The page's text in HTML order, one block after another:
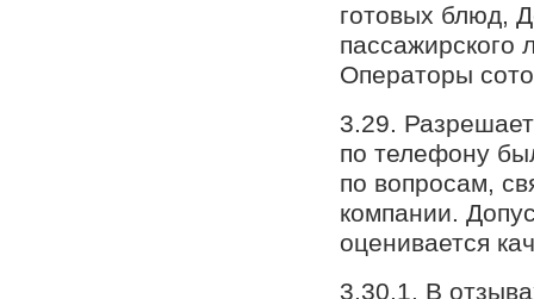
готовых блюд,
пассажирского
Операторы
3.29.
по телефону
по вопросам,
компании.
оценивается
3.30.1. В